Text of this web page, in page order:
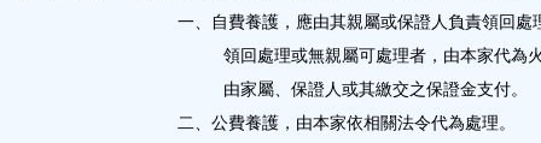
一、自費養護，應由其親屬或保證人負責領回處
領回處理或無親屬可處理者，由本家代為
由家屬、保證人或其繳交之保證金支付。
二、公費養護，由本家依相關法令代為處理。